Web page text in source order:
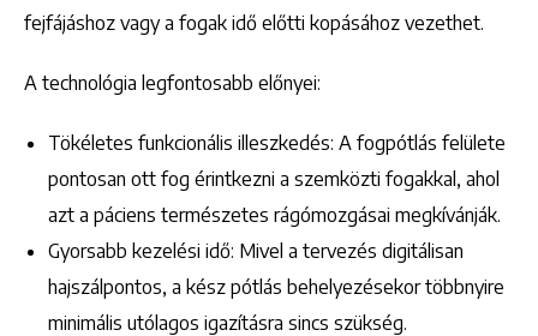
+36 1 222 7250
+36 1 222 9150
1148 Budapest, Örs vezér tere 2.
fejfájáshoz vagy a fogak idő előtti kopásához vezethet.
A technológia legfontosabb előnyei:
Tökéletes funkcionális illeszkedés: A fogpótlás felülete
pontosan ott fog érintkezni a szemközti fogakkal, ahol
azt a páciens természetes rágómozgásai megkívánják.
Gyorsabb kezelési idő: Mivel a tervezés digitálisan
hajszálpontos, a kész pótlás behelyezésekor többnyire
minimális utólagos igazításra sincs szükség.